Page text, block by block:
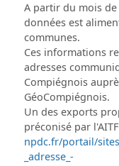
A partir du mois
données est
communes.
Ces informations
adresses
Compiégnois
GéoCompiégnois.
Un des exports
préconisé par
npdc.fr/portail/
_adresse_-